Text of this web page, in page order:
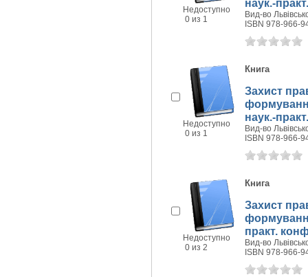
Недоступно
0 из 1
наук.-
Вид-во
ISBN 978-966-
Недоступно
0 из 1
Книга
Захист
наук.-
Вид-во
ISBN 978-966-
Недоступно
0 из 2
Книга
Захист
практ.
Вид-во
ISBN 978-966-